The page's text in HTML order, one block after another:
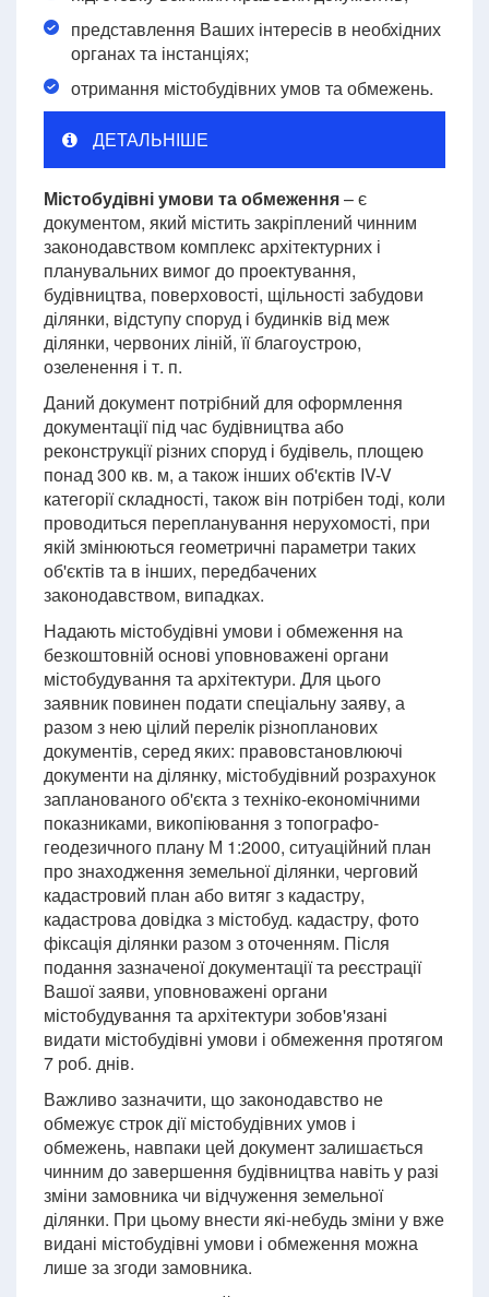
представлення Ваших інтересів в необхідних
органах та інстанціях;
отримання містобудівних умов та обмежень.
ДЕТАЛЬНІШЕ
Містобудівні умови та обмеження– є
документом, який містить закріплений чинним
законодавством комплекс архітектурних і
планувальних вимог до проектування,
будівництва, поверховості, щільності забудови
ділянки, відступу споруд і будинків від меж
ділянки, червоних ліній, її благоустрою,
озеленення і т. п.
Даний документ потрібний для оформлення
документації під час будівництва або
реконструкції різних споруд і будівель, площею
понад 300 кв. м, а також інших об'єктів IV-V
категорії складності, також він потрібен тоді, коли
проводиться перепланування нерухомості, при
якій змінюються геометричні параметри таких
об'єктів та в інших, передбачених
законодавством, випадках.
Надають містобудівні умови і обмеження на
безкоштовній основі уповноважені органи
містобудування та архітектури. Для цього
заявник повинен подати спеціальну заяву, а
разом з нею цілий перелік різнопланових
документів, серед яких: правовстановлюючі
документи на ділянку, містобудівний розрахунок
запланованого об'єкта з техніко-економічними
показниками, викопіювання з топографо-
геодезичного плану М 1:2000, ситуаційний план
про знаходження земельної ділянки, черговий
кадастровий план або витяг з кадастру,
кадастрова довідка з містобуд. кадастру, фото
фіксація ділянки разом з оточенням. Після
подання зазначеної документації та реєстрації
Вашої заяви, уповноважені органи
містобудування та архітектури зобов'язані
видати містобудівні умови і обмеження протягом
7 роб. днів.
Важливо зазначити, що законодавство не
обмежує строк дії містобудівних умов і
обмежень, навпаки цей документ залишається
чинним до завершення будівництва навіть у разі
зміни замовника чи відчуження земельної
ділянки. При цьому внести які-небудь зміни у вже
видані містобудівні умови і обмеження можна
лише за згоди замовника.